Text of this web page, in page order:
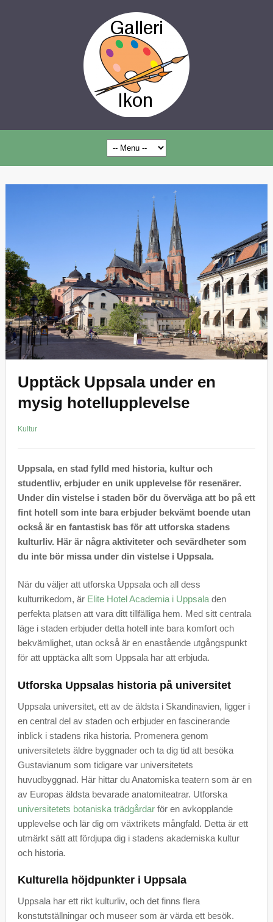
Upptäck Uppsala under en
mysig hotellupplevelse
Kultur
Uppsala, en stad fylld med historia, kultur och
studentliv, erbjuder en unik upplevelse för resenärer.
Under din vistelse i staden bör du överväga att bo på ett
fint hotell som inte bara erbjuder bekvämt boende utan
också är en fantastisk bas för att utforska stadens
kulturliv. Här är några aktiviteter och sevärdheter som
du inte bör missa under din vistelse i Uppsala.
När du väljer att utforska Uppsala och all dess
kulturrikedom, är Elite Hotel Academia i Uppsaladen
perfekta platsen att vara ditt tillfälliga hem. Med sitt centrala
läge i staden erbjuder detta hotell inte bara komfort och
bekvämlighet, utan också är en enastående utgångspunkt
för att upptäcka allt som Uppsala har att erbjuda.
Utforska Uppsalas historia på universitet
Uppsala universitet, ett av de äldsta i Skandinavien, ligger i
en central del av staden och erbjuder en fascinerande
inblick i stadens rika historia. Promenera genom
universitetets äldre byggnader och ta dig tid att besöka
Gustavianum som tidigare var universitetets
huvudbyggnad. Här hittar du Anatomiska teatern som är en
av Europas äldsta bevarade anatomiteatrar. Utforska
universitetets botaniska trädgårdarför en avkopplande
upplevelse och lär dig om växtrikets mångfald. Detta är ett
utmärkt sätt att fördjupa dig i stadens akademiska kultur
och historia.
Kulturella höjdpunkter i Uppsala
Uppsala har ett rikt kulturliv, och det finns flera
konstutställningar och museer som är värda ett besök.